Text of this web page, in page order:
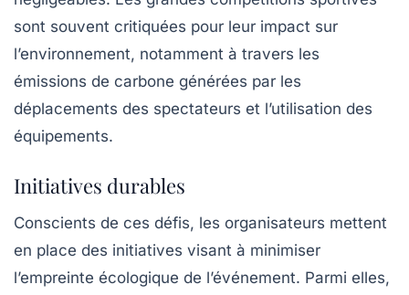
sont souvent critiquées pour leur impact sur
l’environnement, notamment à travers les
émissions de carbone générées par les
déplacements des spectateurs et l’utilisation des
équipements.
Initiatives durables
Conscients de ces défis, les organisateurs mettent
en place des initiatives visant à minimiser
l’empreinte écologique de l’événement. Parmi elles,